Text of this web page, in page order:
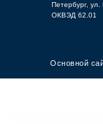
Основной
Петербург,
ОКВЭД 62.01